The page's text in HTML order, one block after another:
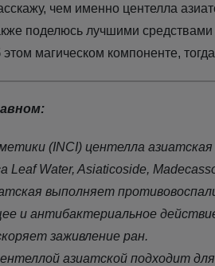
чем именно центелла
поделюсь лучшими
магическом компоненте,
(INCI) центелла
Leaf Water, Asiaticoside,
выполняет
и антибактериальное
заживление ран.
азиатской подходит